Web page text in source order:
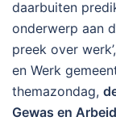
daarbuiten
onderwerp aan
preek over
en Werk
themazondag,
Gewas en Arbeid